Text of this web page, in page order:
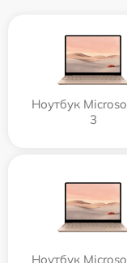
Ноутбук
3
Ноутбук